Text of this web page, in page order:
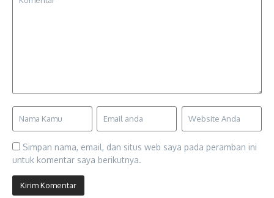
Simpan nama, email, dan situs web saya pada peramban ini
untuk komentar saya berikutnya.